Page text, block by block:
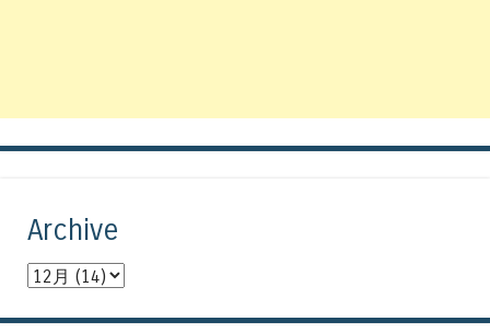
Archive